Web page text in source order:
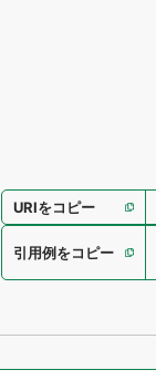
URIをコピー
引用例をコピー